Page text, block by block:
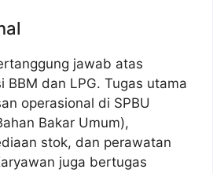
jawab atas
BBM dan LPG. Tugas utama
operasional di SPBU
Bakar Umum),
stok, dan perawatan
juga bertugas